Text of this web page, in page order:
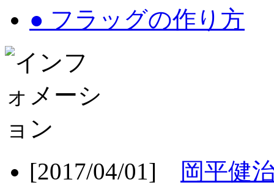
● フラッグの作り方
[2017/04/01]
岡平健